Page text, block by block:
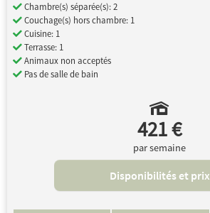
Chambre(s) séparée(s): 2
Couchage(s) hors chambre: 1
Cuisine: 1
Terrasse: 1
Animaux non acceptés
Pas de salle de bain
421 €
par semaine
Disponibilités et prix